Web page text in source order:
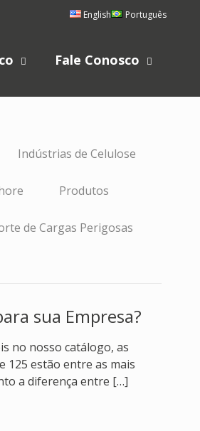
English Português
Fale Conosco
Indústrias de Celulose
Produtos
de Cargas Perigosas
sua Empresa?
no nosso catálogo, as
125 estão entre as mais
a diferença entre […]